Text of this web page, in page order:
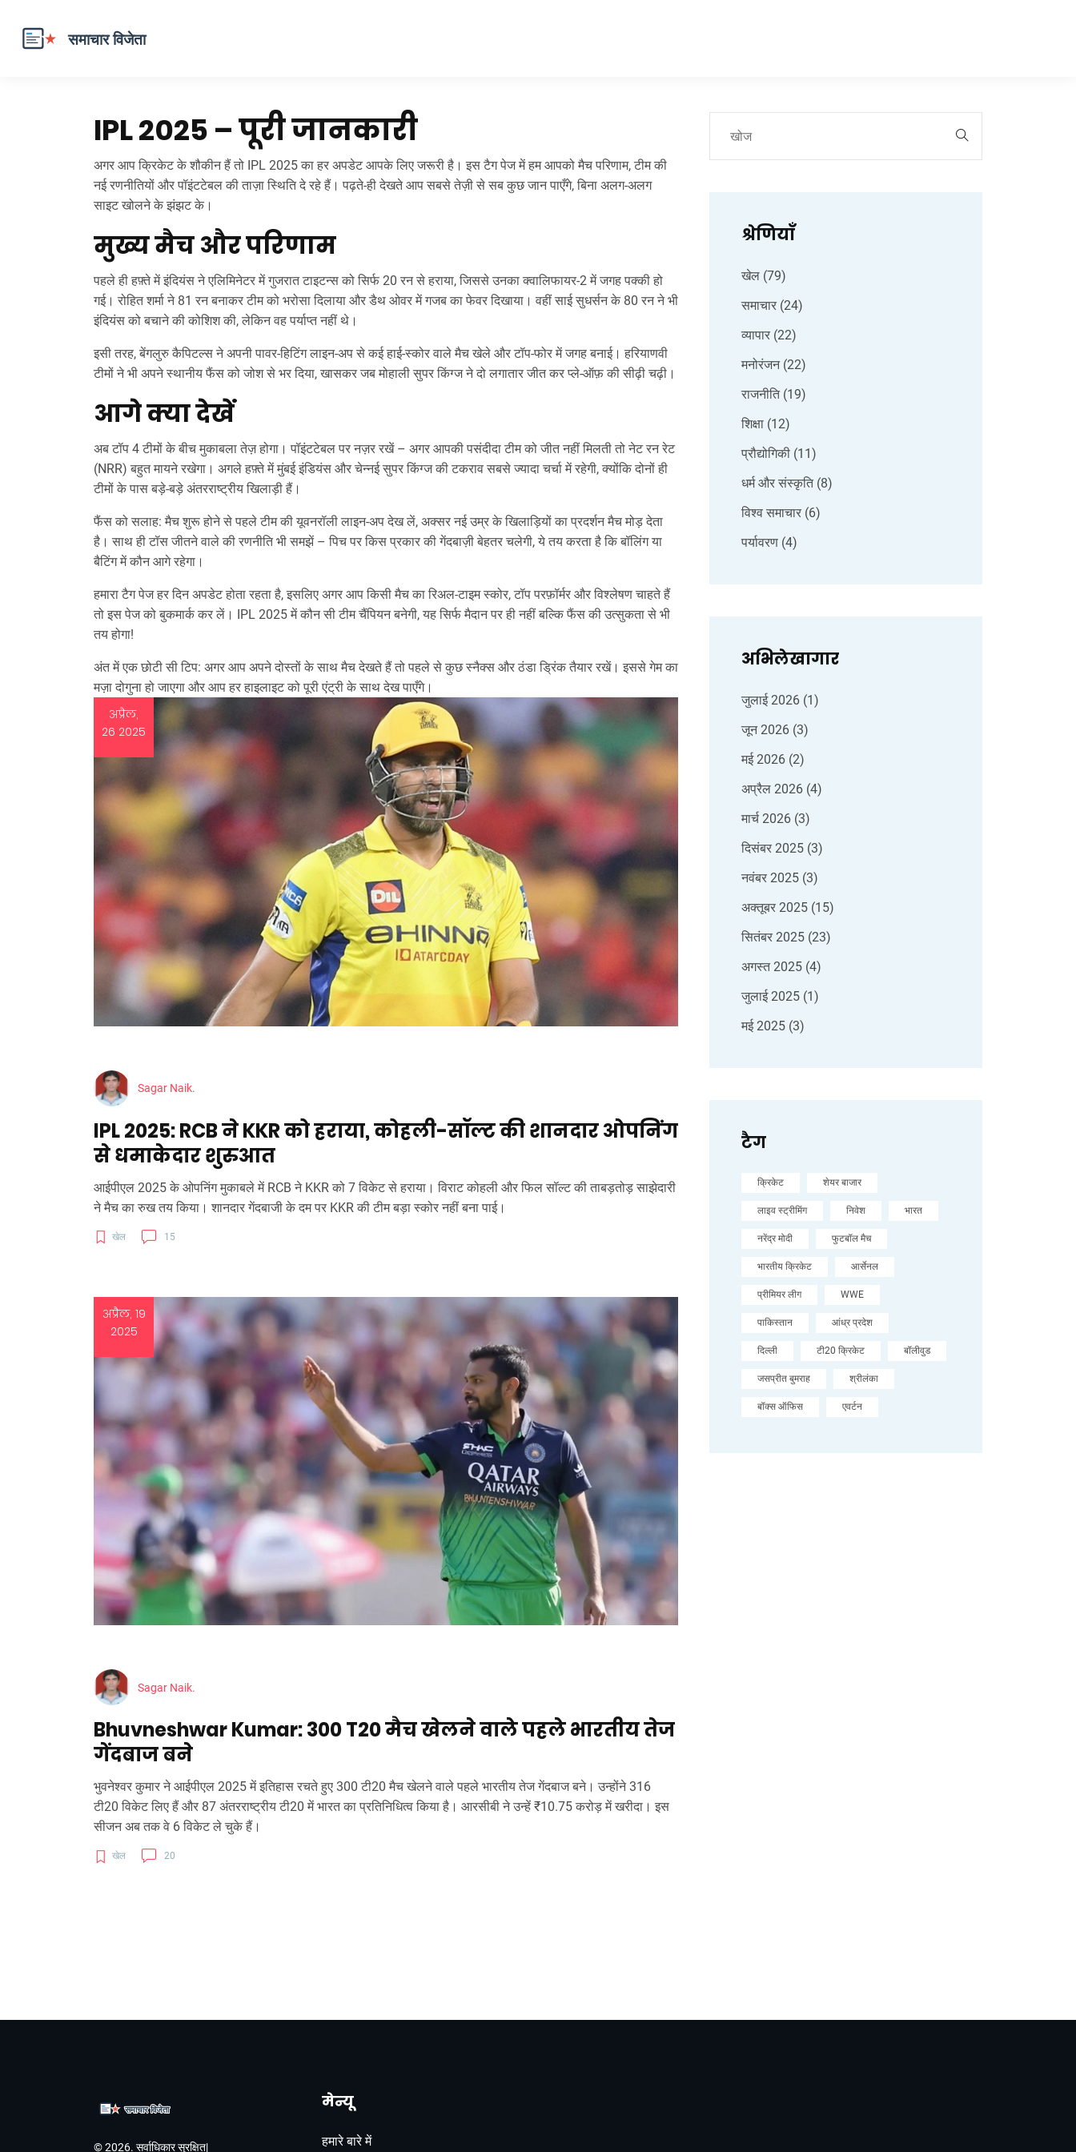
IPL 2025 – पूरी जानकारी
अगर आप क्रिकेट के शौकीन हैं तो IPL 2025 का हर अपडेट आपके लिए जरूरी है। इस टैग पेज में हम आपको मैच परिणाम, टीम की
नई रणनीतियों और पॉइंटटेबल की ताज़ा स्थिति दे रहे हैं। पढ़ते‑ही देखते आप सबसे तेज़ी से सब कुछ जान पाएँगे, बिना अलग‑अलग
साइट खोलने के झंझट के।
मुख्य मैच और परिणाम
पहले ही हफ़्ते में इंदियंस ने एलिमिनेटर में गुजरात टाइटन्स को सिर्फ 20 रन से हराया, जिससे उनका क्वालिफायर‑2 में जगह पक्की हो
गई। रोहित शर्मा ने 81 रन बनाकर टीम को भरोसा दिलाया और डैथ ओवर में गजब का फेवर दिखाया। वहीं साई सुधर्सन के 80 रन ने भी
इंदियंस को बचाने की कोशिश की, लेकिन वह पर्याप्त नहीं थे।
इसी तरह, बेंगलुरु कैपिटल्स ने अपनी पावर‑हिटिंग लाइन‑अप से कई हाई‑स्कोर वाले मैच खेले और टॉप‑फोर में जगह बनाई। हरियाणवी
टीमों ने भी अपने स्थानीय फैंस को जोश से भर दिया, खासकर जब मोहाली सुपर किंग्ज ने दो लगातार जीत कर प्ले‑ऑफ़ की सीढ़ी चढ़ी।
आगे क्या देखें
अब टॉप 4 टीमों के बीच मुकाबला तेज़ होगा। पॉइंटटेबल पर नज़र रखें – अगर आपकी पसंदीदा टीम को जीत नहीं मिलती तो नेट रन रेट
(NRR) बहुत मायने रखेगा। अगले हफ़्ते में मुंबई इंडियंस और चेन्नई सुपर किंग्ज की टकराव सबसे ज्यादा चर्चा में रहेगी, क्योंकि दोनों ही
टीमों के पास बड़े‑बड़े अंतरराष्ट्रीय खिलाड़ी हैं।
फैंस को सलाह: मैच शुरू होने से पहले टीम की यूवनरॉली लाइन‑अप देख लें, अक्सर नई उम्र के खिलाड़ियों का प्रदर्शन मैच मोड़ देता
है। साथ ही टॉस जीतने वाले की रणनीति भी समझें – पिच पर किस प्रकार की गेंदबाज़ी बेहतर चलेगी, ये तय करता है कि बॉलिंग या
बैटिंग में कौन आगे रहेगा।
हमारा टैग पेज हर दिन अपडेट होता रहता है, इसलिए अगर आप किसी मैच का रिअल‑टाइम स्कोर, टॉप परफ़ॉर्मर और विश्लेषण चाहते हैं
तो इस पेज को बुकमार्क कर लें। IPL 2025 में कौन सी टीम चैंपियन बनेगी, यह सिर्फ मैदान पर ही नहीं बल्कि फैंस की उत्सुकता से भी
तय होगा!
अंत में एक छोटी सी टिप: अगर आप अपने दोस्तों के साथ मैच देखते हैं तो पहले से कुछ स्नैक्स और ठंडा ड्रिंक तैयार रखें। इससे गेम का
मज़ा दोगुना हो जाएगा और आप हर हाइलाइट को पूरी एंट्री के साथ देख पाएँगे।
अप्रैल,
26 2025
Sagar Naik.
IPL 2025: RCB ने KKR को हराया, कोहली-सॉल्ट की शानदार ओपनिंग
से धमाकेदार शुरुआत
आईपीएल 2025 के ओपनिंग मुकाबले में RCB ने KKR को 7 विकेट से हराया। विराट कोहली और फिल सॉल्ट की ताबड़तोड़ साझेदारी
ने मैच का रुख तय किया। शानदार गेंदबाजी के दम पर KKR की टीम बड़ा स्कोर नहीं बना पाई।
खेल 15
अप्रैल, 19
2025
Sagar Naik.
Bhuvneshwar Kumar: 300 T20 मैच खेलने वाले पहले भारतीय तेज
गेंदबाज बने
भुवनेश्वर कुमार ने आईपीएल 2025 में इतिहास रचते हुए 300 टी20 मैच खेलने वाले पहले भारतीय तेज गेंदबाज बने। उन्होंने 316
टी20 विकेट लिए हैं और 87 अंतरराष्ट्रीय टी20 में भारत का प्रतिनिधित्व किया है। आरसीबी ने उन्हें ₹10.75 करोड़ में खरीदा। इस
सीजन अब तक वे 6 विकेट ले चुके हैं।
खेल 20
श्रेणियाँ
खेल (79)
समाचार (24)
व्यापार (22)
मनोरंजन (22)
राजनीति (19)
शिक्षा (12)
प्रौद्योगिकी (11)
धर्म और संस्कृति (8)
विश्व समाचार (6)
पर्यावरण (4)
अभिलेखागार
जुलाई 2026 (1)
जून 2026 (3)
मई 2026 (2)
अप्रैल 2026 (4)
मार्च 2026 (3)
दिसंबर 2025 (3)
नवंबर 2025 (3)
अक्तूबर 2025 (15)
सितंबर 2025 (23)
अगस्त 2025 (4)
जुलाई 2025 (1)
मई 2025 (3)
टैग
क्रिकेट शेयर बाजार
लाइव स्ट्रीमिंग निवेश भारत
नरेंद्र मोदी फुटबॉल मैच
भारतीय क्रिकेट आर्सेनल
प्रीमियर लीग WWE
पाकिस्तान आंध्र प्रदेश
दिल्ली टी20 क्रिकेट बॉलीवुड
जसप्रीत बुमराह श्रीलंका
बॉक्स ऑफिस एवर्टन
© 2026. सर्वाधिकार सुरक्षित|
मेन्यू
हमारे बारे में